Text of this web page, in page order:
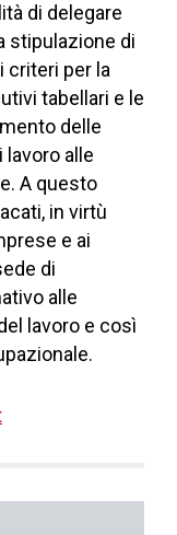
di delegare
stipulazione di
criteri per la
tabellari e le
delle
alle
A questo
in virtù
e ai
di
alle
lavoro e così